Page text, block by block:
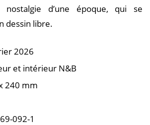
nostalgie d’une époque, qui se
dessin libre.
2026
et intérieur N&B
240 mm
092-1